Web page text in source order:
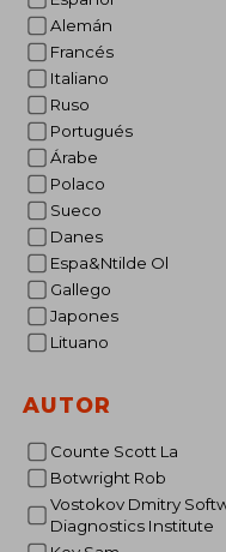
Alemán
Francés
Italiano
Ruso
Portugués
Árabe
Polaco
Sueco
Danes
Espa&Ntilde Ol
Gallego
Japones
Lituano
AUTOR
Counte Scott La
Botwright Rob
Vostokov Dmitry Software
Diagnostics Institute